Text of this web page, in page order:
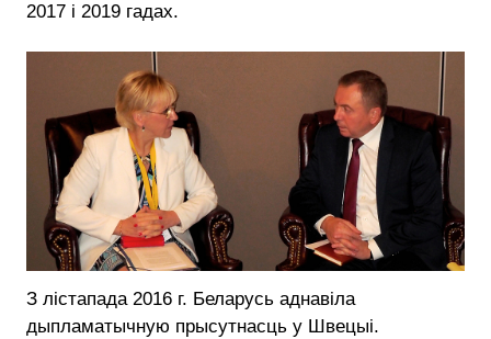
2017 і 2019 гадах.
З лістапада 2016 г. Беларусь аднавіла
дыпламатычную прысутнасць у Швецыі.